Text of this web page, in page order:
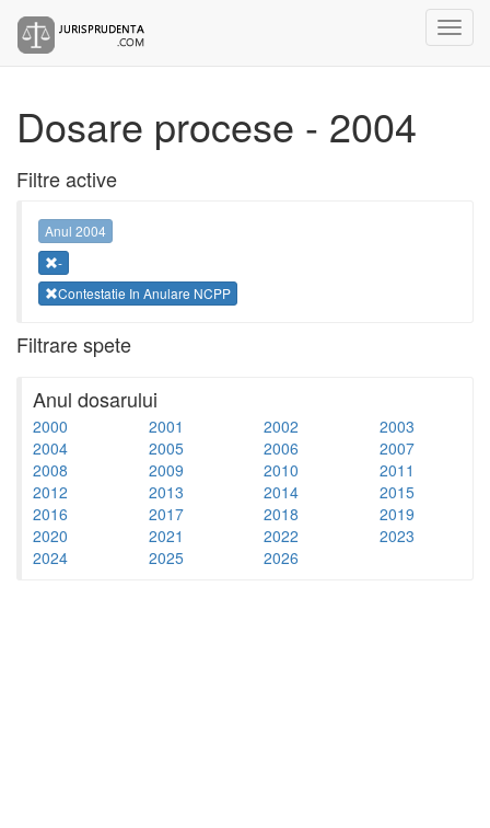
Dosare procese - 2004
Filtre active
Anul 2004
-
Contestatie In Anulare NCPP
Filtrare spete
Anul dosarului
2000 2001 2002
2003
2004
2005 2006
2007
2008
2009 2010
2011
2012
2013 2014
2015
2016
2017 2018
2019
2020
2021 2022
2023
2024
2025 2026